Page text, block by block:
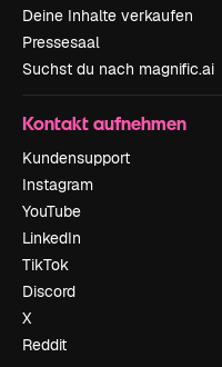
Deine Inhalte verkaufen
Pressesaal
Suchst du nach magnific.ai
Kontakt aufnehmen
Kundensupport
Instagram
YouTube
LinkedIn
TikTok
Discord
X
Reddit